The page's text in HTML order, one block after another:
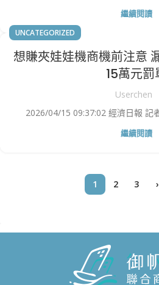
繼續閱讀
UNCATEGORIZED
想賺夾娃娃機商機前注意
15萬元罰
Userchen
2026/04/15 09:37:02 經濟日報 記
繼續閱讀
1 2 3 ›